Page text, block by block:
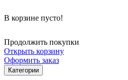
В корзине пусто!
Продолжить покупки
Открыть корзину
Оформить заказ
Категории